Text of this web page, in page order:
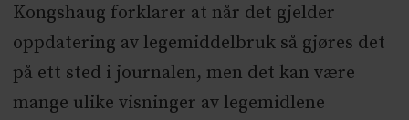
Kongshaug forklarer at når det gjelder
oppdatering av legemiddelbruk så gjøres det
på ett sted i journalen, men det kan være
mange ulike visninger av legemidlene